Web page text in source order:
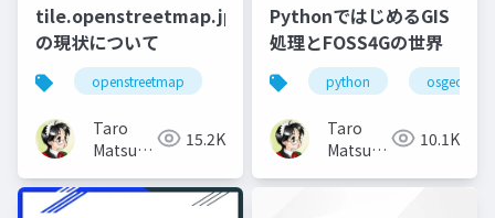
tile.openstreetmap.jp
の現状について
openstreetmap
Taro
Matsuzawa
btm
15.2K
PythonではじめるGIS
処理とFOSS4Gの世界
python osgeo
Taro
Matsuzawa
btm
10.1K